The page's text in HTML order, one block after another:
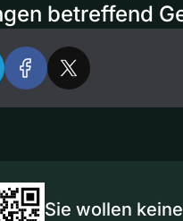
betreffend
Sie wollen